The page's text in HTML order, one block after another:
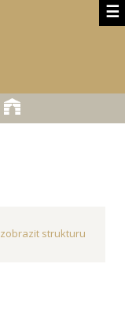
☰
zobrazit strukturu